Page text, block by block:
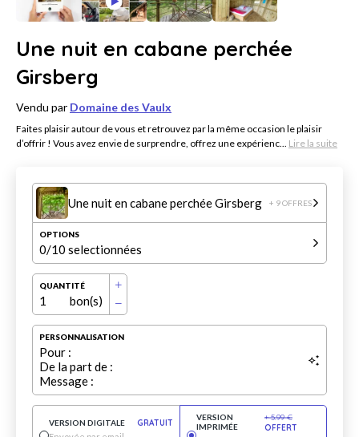
Une nuit en cabane perchée
Girsberg
Vendu par Domaine des Vaulx
Faites plaisir autour de vous et retrouvez par la même occasion le plaisir
d’offrir ! Vous avez envie de surprendre, offrez une expérienc... Lire la suite
Une nuit en cabane perchée Girsberg + 9 OFFRES
OPTIONS
0/10 selectionnées
QUANTITÉ
1 bon(s)
PERSONNALISATION
Pour :
De la part de :
Message :
VERSION DIGITALE
GRATUIT
VERSION
IMPRIMÉE
+5.99 €
OFFERT